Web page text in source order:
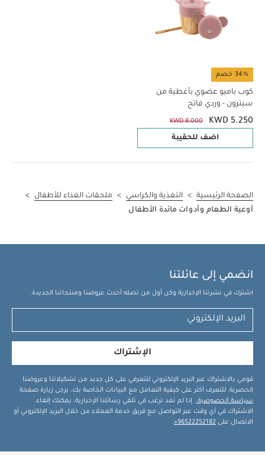
34% خصم
كوب بامبو عضوي بأغطية من
سيترون - وردي فاتح
KWD 5.250
KWD 8.000
اضف للحقيبة
الصفحة الرئيسية > التغذية والكراسي > ملحقات الغذاء للأطفال
>
أوعية الطعام وأدوات مائدة الأطفال
انضمي إلى عائلتنا
اشترك في نشرتنا الإخبارية وكن أول من تصله أحدث عروضنا ومنتجاتنا الجديدة.
الإشتراك
قومي بالاشتراك عبر البريد الإلكتروني لتتعرفي على كل جديد من تشكيلاتنا وعروضنا
الحصرية. للتعرف أكثر على كيفية التعامل مع البيانات الخاصة بك، يرجى زيارة صفحة
سياسة الخصوصية . إذا لم تعد ترغب في تلقي رسائلنا الإخبارية، يمكنك إلغاء
الاشتراك في أي وقت عبر التواصل مع فريق خدمة العملاء من خلال البريد الإلكتروني أو
الاتصال على 96522252182+
.